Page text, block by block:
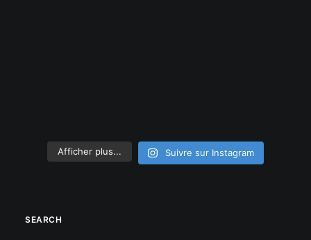
Afficher plus... Suivre sur Instagram
SEARCH